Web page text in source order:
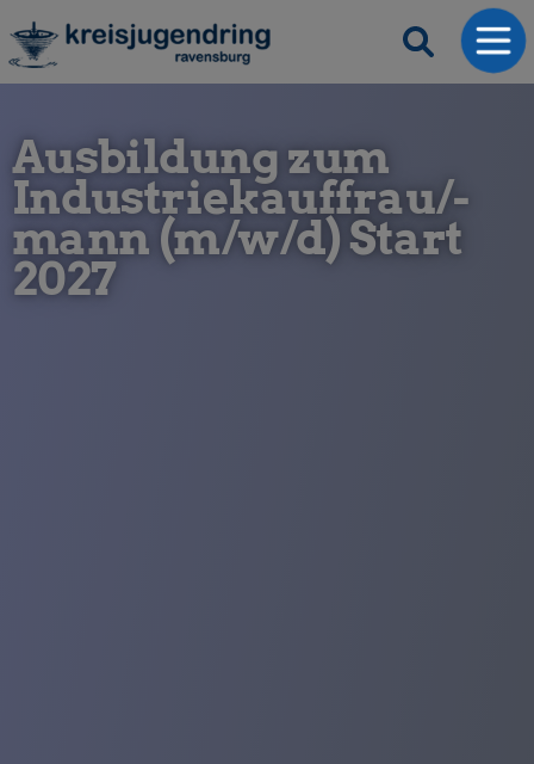
Ausbildung zum
Industriekauffrau/-
mann (m/w/d) Start
2027